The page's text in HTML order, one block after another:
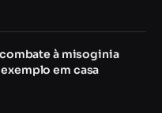
à misoginia
em casa